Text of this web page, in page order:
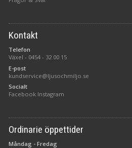
Kontakt
Telefon
Växel - 0454 - 32 00 15
E-post
kundservice@ljusochmiljo.se
Socialt
Facebook Instagram
Ordinarie öppettider
Måndag - Fredag